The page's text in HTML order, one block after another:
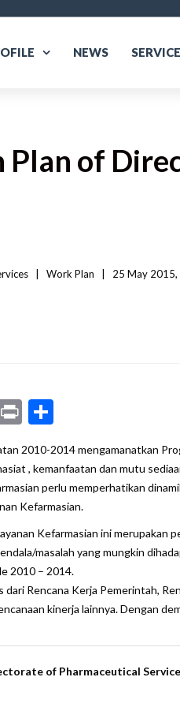
NEWS
of
Work Plan 25 May
Print
2010-2014 mengamanatkan
, kemanfaatan dan mutu
perlu memperhatikan
Kefarmasian.
Kefarmasian ini
masalah yang mungkin
2010 – 2014.
Rencana Kerja Pemerintah,
kinerja lainnya. Dengan
of Pharmaceutical